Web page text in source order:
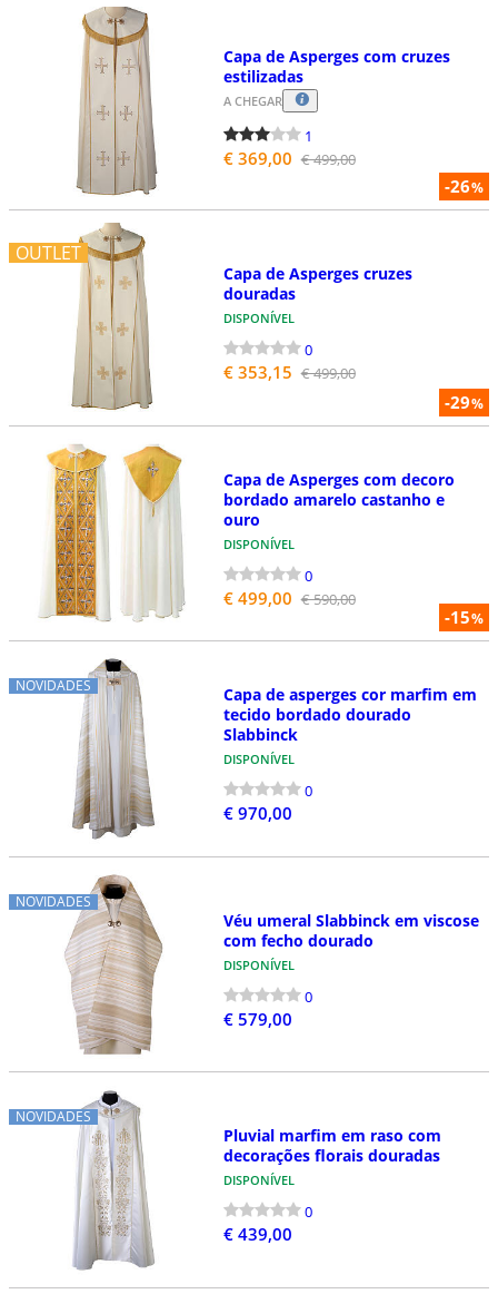
-26%
Capa de Asperges com cruzes
estilizadas
A CHEGAR
1
€ 369,00 € 499,00
OUTLET
-29%
Capa de Asperges cruzes
douradas
DISPONÍVEL
0
€ 353,15 € 499,00
-15%
Capa de Asperges com decoro
bordado amarelo castanho e
ouro
DISPONÍVEL
0
€ 499,00 € 590,00
NOVIDADES
Capa de asperges cor marfim em
tecido bordado dourado
Slabbinck
DISPONÍVEL
0
€ 970,00
NOVIDADES
Véu umeral Slabbinck em viscose
com fecho dourado
DISPONÍVEL
0
€ 579,00
NOVIDADES
Pluvial marfim em raso com
decorações florais douradas
DISPONÍVEL
0
€ 439,00